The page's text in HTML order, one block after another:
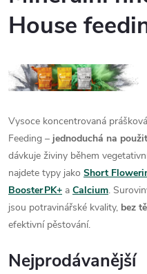
House
Vysoce koncentrovaná prášková
Feeding – jednoduchá na
dávkuje živiny během
najdete typy jako Short
Booster PK+ a Calcium.
jsou potravinářské kvality, bez
efektivní pěstování.
Nejprodávanější